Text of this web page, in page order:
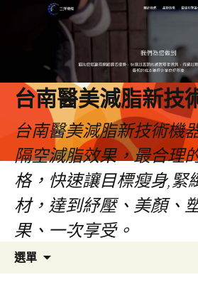
台南醫美減脂新技
台南醫美減脂新技術機
隔空減脂效果，最合理
格，快速讓目標瘦身,緊
材，達到紓壓、美顏、
果、一次享受。
選單